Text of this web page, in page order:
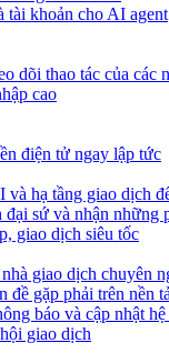
tài khoản cho AI agent
dõi thao tác của các
cao
điện tử ngay lập tức
và hạ tầng giao dịch
đại sứ và nhận những
giao dịch siêu tốc
giao dịch chuyên
đề gặp phải trên nền
báo và cập nhật
giao dịch